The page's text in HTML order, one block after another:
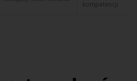
kompetencji